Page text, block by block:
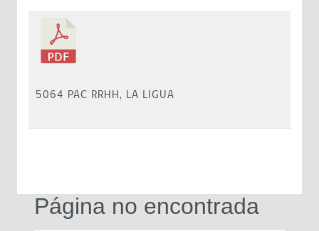
5064 PAC RRHH, LA LIGUA
Página no encontrada